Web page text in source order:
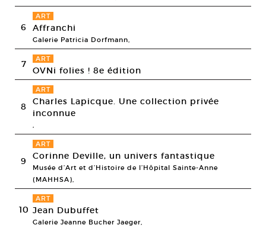
6
ART
Affranchi
Galerie Patricia Dorfmann,
7 ART
OVNi folies ! 8e édition
8
ART
Charles Lapicque. Une collection privée
inconnue
,
9
ART
Corinne Deville, un univers fantastique
Musée d’Art et d’Histoire de l’Hôpital Sainte-Anne
(MAHHSA),
10
ART
Jean Dubuffet
Galerie Jeanne Bucher Jaeger,